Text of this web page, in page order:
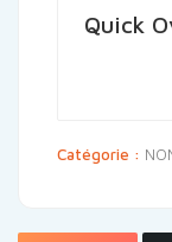
Quick
Catégorie :